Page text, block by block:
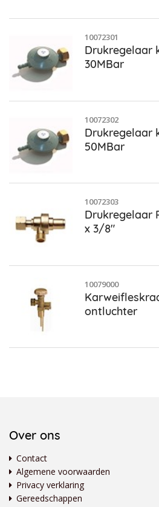
Drukregelaar
30MBar
10072301
Drukregelaar
50MBar
10072302
Drukregelaar
x 3/8"
10072303
ontluchter
10079000
Over ons
Contact
Algemene voorwaarden
Privacy verklaring
Gereedschappen